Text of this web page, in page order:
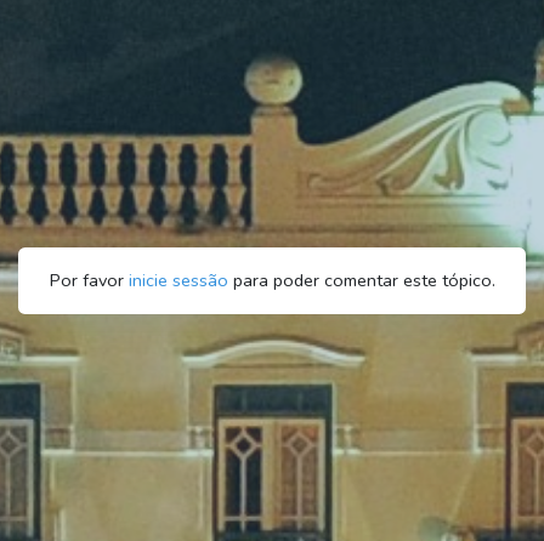
Por favor inicie sessão para poder comentar este tópico.